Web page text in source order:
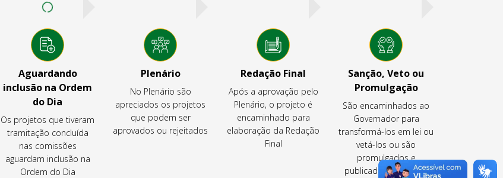
Aguardando
inclusão na Ordem
do Dia
Os projetos que tiveram
tramitação concluída
nas comissões
aguardam inclusão na
Ordem do Dia
Plenário
No Plenário são
apreciados os projetos
que podem ser
aprovados ou rejeitados
Redação Final
Após a aprovação pelo
Plenário, o projeto é
encaminhado para
elaboração da Redação
Final
Sanção, Veto ou
Promulgação
São encaminhados ao
Governador para
transformá-los em lei ou
vetá-los ou são
promulgados e
publicados pela CLDF